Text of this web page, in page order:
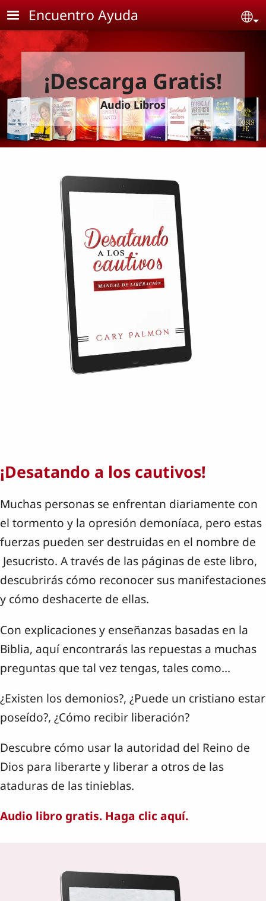
Skip to main content
Encuentro Ayuda
¡Descarga Gratis!
Audio Libros
¡Desatando a los cautivos!
Muchas personas se enfrentan diariamente con
el tormento y la opresión demoníaca, pero estas
fuerzas pueden ser destruidas en el nombre de
Jesucristo. A través de las páginas de este libro,
descubrirás cómo reconocer sus manifestaciones
y cómo deshacerte de ellas.
Con explicaciones y enseñanzas basadas en la
Biblia, aquí encontrarás las repuestas a muchas
preguntas que tal vez tengas, tales como…
¿Existen los demonios?, ¿Puede un cristiano estar
poseído?, ¿Cómo recibir liberación?
Descubre cómo usar la autoridad del Reino de
Dios para liberarte y liberar a otros de las
ataduras de las tinieblas.
Audio libro gratis. Haga clic aquí.